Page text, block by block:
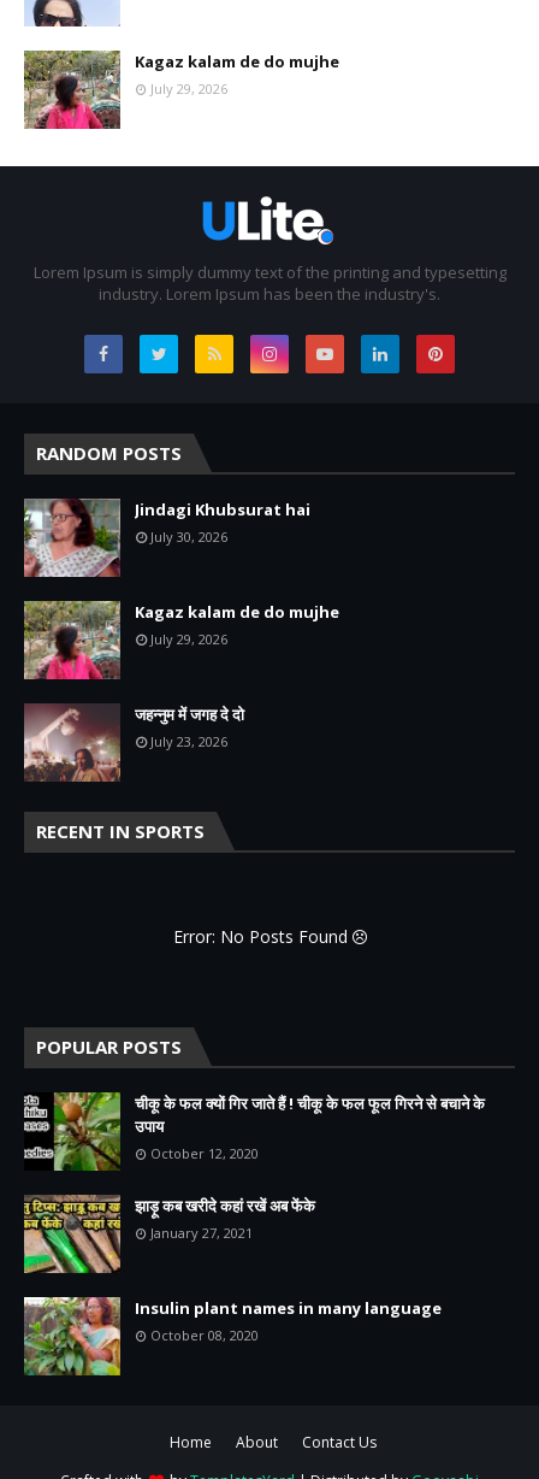
Kagaz kalam de do mujhe
July 29, 2026
Lorem Ipsum is simply dummy text of the printing and typesetting
industry. Lorem Ipsum has been the industry's.
RANDOM POSTS
Jindagi Khubsurat hai
July 30, 2026
Kagaz kalam de do mujhe
July 29, 2026
जहन्नुम में जगह दे दो
July 23, 2026
RECENT IN SPORTS
Error: No Posts Found
POPULAR POSTS
चीकू के फल क्यों गिर जाते हैं ! चीकू के फल फूल गिरने से बचाने के
उपाय
October 12, 2020
झाड़ू कब खरीदे कहां रखें अब फेंके
January 27, 2021
Insulin plant names in many language
October 08, 2020
Home About
Contact Us